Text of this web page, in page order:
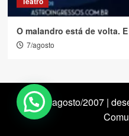
O malandro está de volta.
7/agosto
desde agosto/2007 |